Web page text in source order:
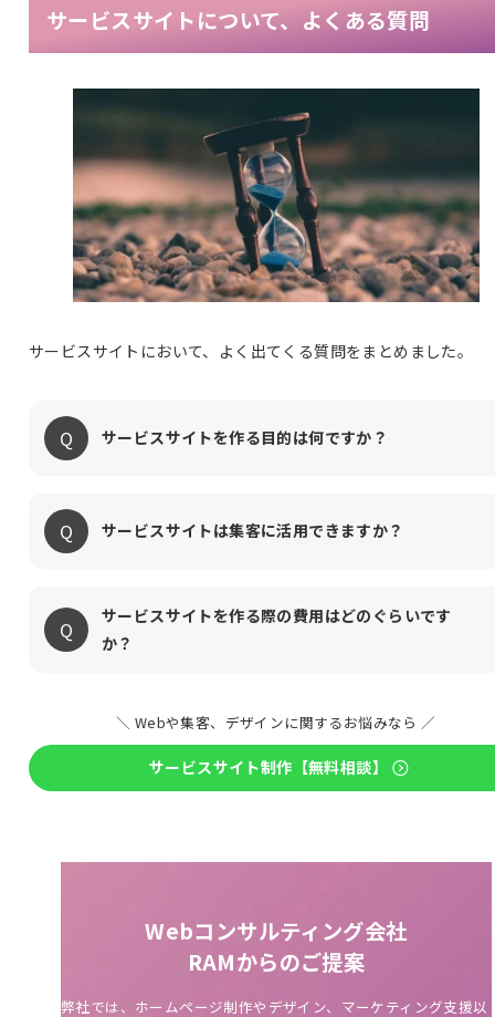
サービスサイトについて、よくある質問
サービスサイトにおいて、よく出てくる質問をまとめました。
サービスサイトを作る目的は何ですか？
サービスサイトは集客に活用できますか？
サービスサイトを作る際の費用はどのぐらいです
か？
＼ Webや集客、デザインに関するお悩みなら ／
サービスサイト制作【無料相談】
Webコンサルティング会社
RAMからのご提案
弊社では、ホームページ制作やデザイン、マーケティング支援以